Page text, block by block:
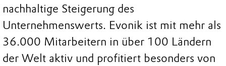
nachhaltige Steigerung des
Unternehmenswerts. Evonik ist mit mehr als
36.000 Mitarbeitern in über 100 Ländern
der Welt aktiv und profitiert besonders von